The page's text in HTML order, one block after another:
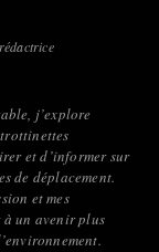
j’explore
et d’informer sur
de déplacement.
et mes
un avenir plus